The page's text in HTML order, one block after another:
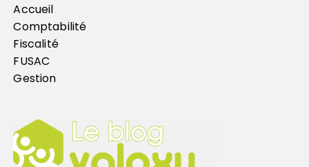
Accueil
Comptabilité
Fiscalité
FUSAC
Gestion